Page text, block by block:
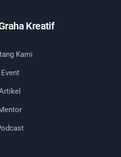
Kreatif
Kami
Event